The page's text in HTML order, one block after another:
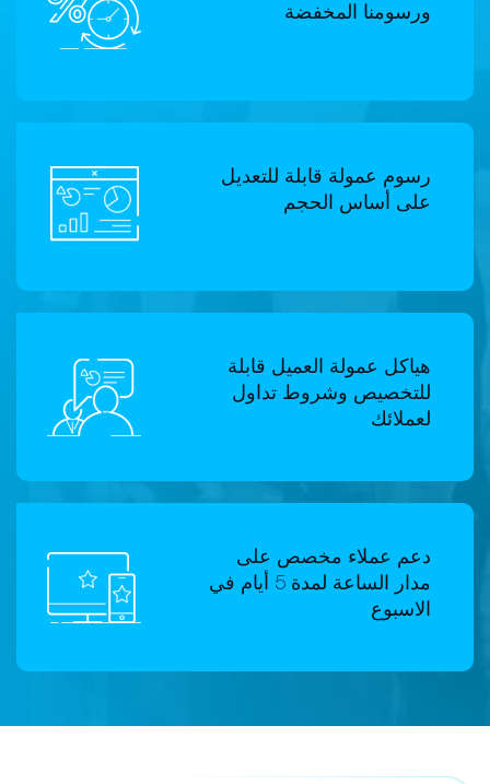
ورسومنا المخفضة
رسوم عمولة قابلة للتعديل
على أساس الحجم
هياكل عمولة العميل قابلة
للتخصيص وشروط تداول
لعملائك
دعم عملاء مخصص على
مدار الساعة لمدة 5 أيام في
الاسبوع